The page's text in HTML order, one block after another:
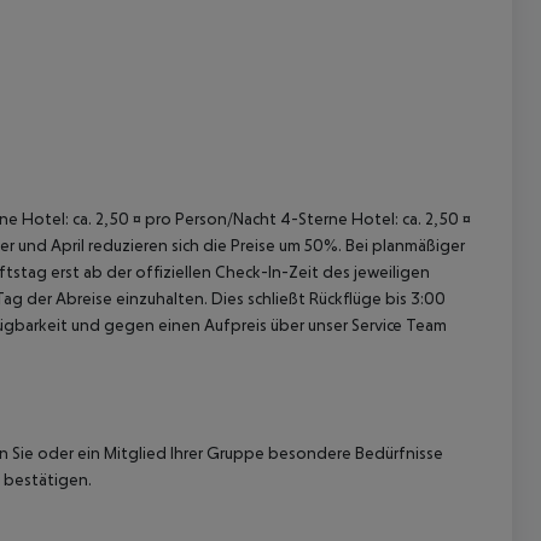
Hotel: ca. 2,50 ¤ pro Person/Nacht 4-Sterne Hotel: ca. 2,50 ¤
April reduzieren sich die Preise um 50%. Bei planmäßiger
erst ab der offiziellen Check-In-Zeit des jeweiligen
der Abreise einzuhalten. Dies schließt Rückflüge bis 3:00
und gegen einen Aufpreis über unser Service Team
oder ein Mitglied Ihrer Gruppe besondere Bedürfnisse
bestätigen.